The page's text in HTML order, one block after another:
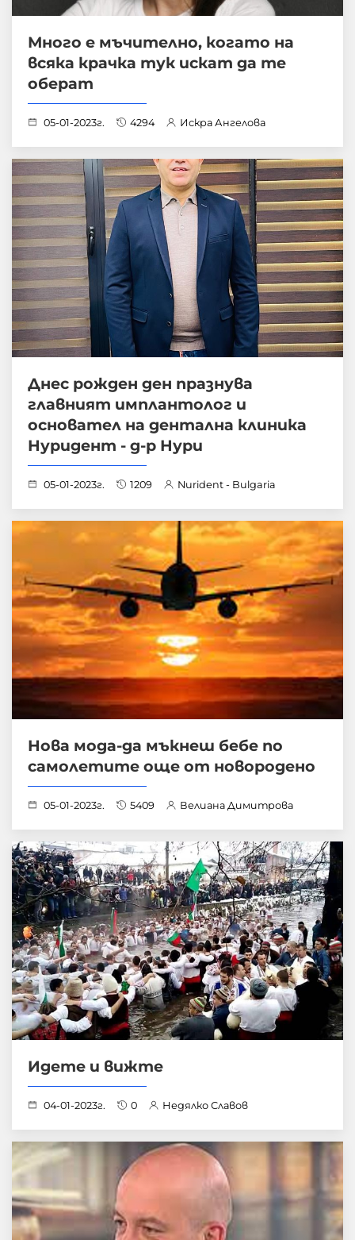
Много е мъчително, когато на
всяка крачка тук искат да те
оберат
05-01-2023г. 4294 Искра Ангелова
Днес рожден ден празнува
главният имплантолог и
основател на дентална клиника
Нуридент - д-р Нури
05-01-2023г. 1209 Nurident - Bulgaria
Нова мода-да мъкнеш бебе по
самолетите още от новородено
05-01-2023г. 5409 Велиана Димитрова
Идете и вижте
04-01-2023г. 0 Недялко Славов